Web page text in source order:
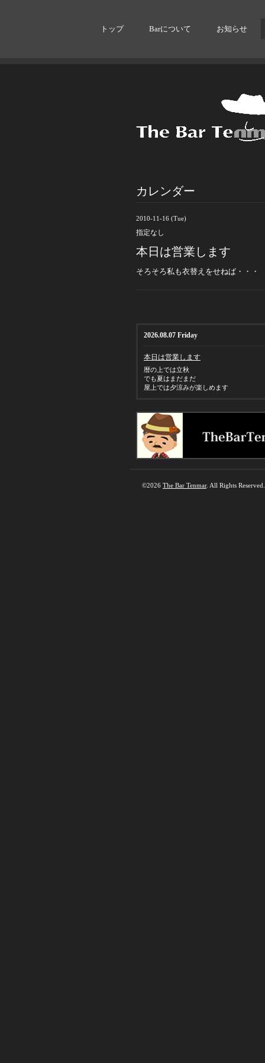
トップ Barについて お知らせ
カレンダー
2010-11-16 (Tue)
指定なし
本日は営業します
そろそろ私も衣替えをせねば・・・
2026.08.07 Friday
本日は営業します
暦の上では立秋
でも夏はまだまだ
屋上では夕涼みが楽しめます
©2026 The Bar Tenmar. All Rights Reserved.